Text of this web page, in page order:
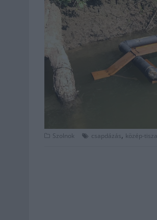
Szolnok csapdázás, közép-tisza